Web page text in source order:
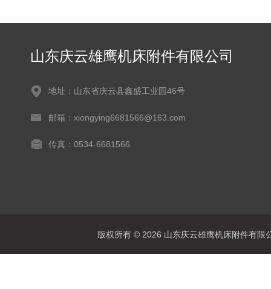
山东庆云雄鹰机床附件有限公司
地址：山东省庆云县鑫盛工业园46号
邮箱：xiongying6681566@163.com
传真：0534-6681566
版权所有 © 2026 山东庆云雄鹰机床附件有